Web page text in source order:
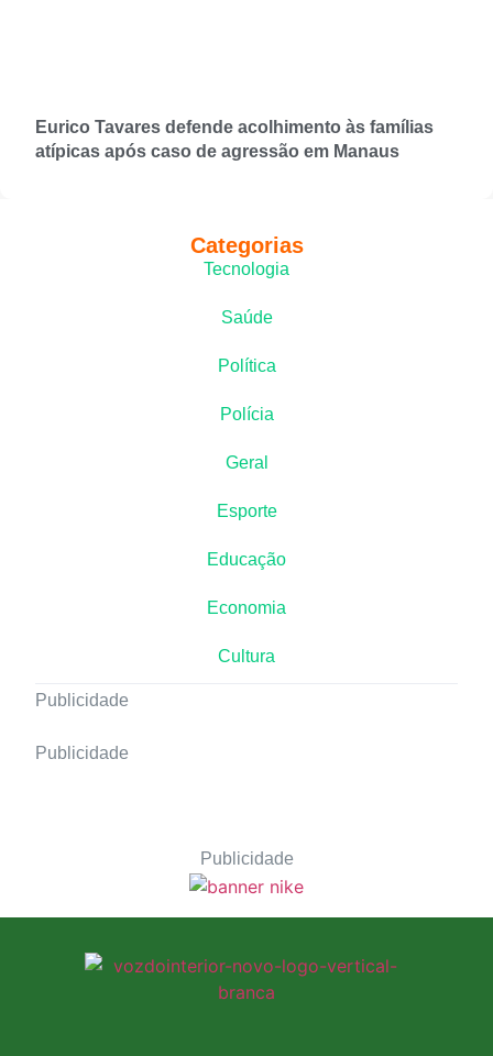
Eurico Tavares defende acolhimento às famílias
atípicas após caso de agressão em Manaus
Categorias
Tecnologia
Saúde
Política
Polícia
Geral
Esporte
Educação
Economia
Cultura
Publicidade
Publicidade
Publicidade